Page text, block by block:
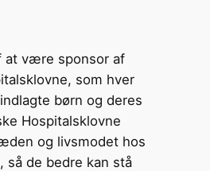
at være sponsor af
som hver
børn og deres
Hospitalsklovne
og livsmodet hos
så de bedre kan stå